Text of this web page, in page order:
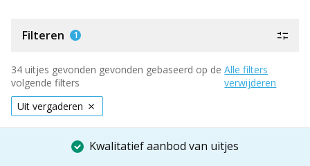
Filteren 1
34 uitjes gevonden gevonden gebaseerd op de
volgende filters
Alle filters
verwijderen
Uit vergaderen
Kwalitatief aanbod van uitjes